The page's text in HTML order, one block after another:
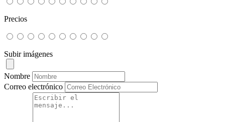
Precios
Subir imágenes
Nombre
Correo electrónico